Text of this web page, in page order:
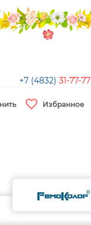
+7 (4832) 31-77-77
Избранное